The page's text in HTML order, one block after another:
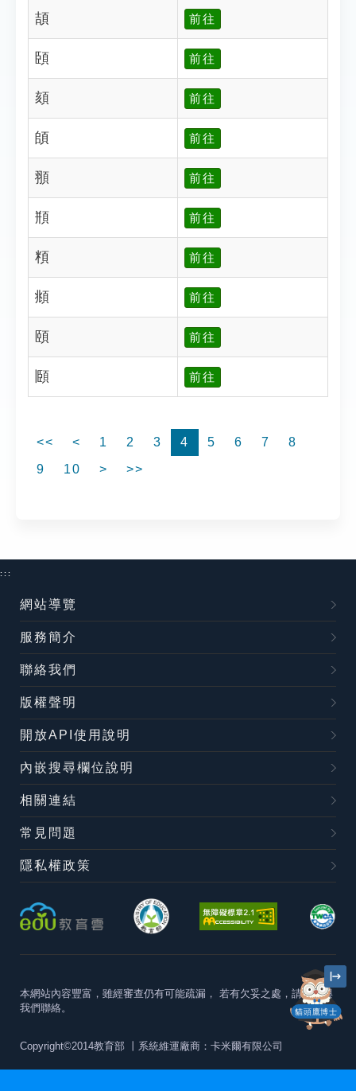
頡 前往
頣 前往
頦 前往
頧 前往
頨 前往
頩 前往
頪 前往
頫 前往
頤 前往
頥 前往
<< < 1 2 3 4 5 6 7
8
9
10 > >>
貓頭鷹博士
:::
網站導覽
服務簡介
聯絡我們
版權聲明
開放API使用說明
內嵌搜尋欄位說明
相關連結
常見問題
隱私權政策
本網站內容豐富，雖經審查仍有可能疏漏， 若有欠妥之處，請隨時與
我們聯絡。
Copyright©2014教育部 丨系統維運廠商：卡米爾有限公司